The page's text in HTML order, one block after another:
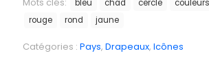
bleu chad cercle couleurs
rouge
rond jaune
Catégories : Pays, Drapeaux, Icônes